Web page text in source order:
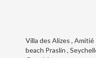
Villa des Alizes , Amitié
beach Praslin ,